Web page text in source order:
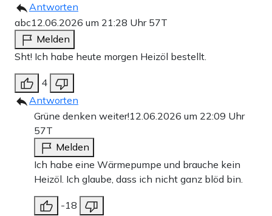
Antworten
abc12.06.2026 um 21:28 Uhr 57T
Melden
Sht! Ich habe heute morgen Heizöl bestellt.
4
Antworten
Grüne denken weiter!12.06.2026 um 22:09 Uhr
57T
Melden
Ich habe eine Wärmepumpe und brauche kein
Heizöl. Ich glaube, dass ich nicht ganz blöd bin.
-18